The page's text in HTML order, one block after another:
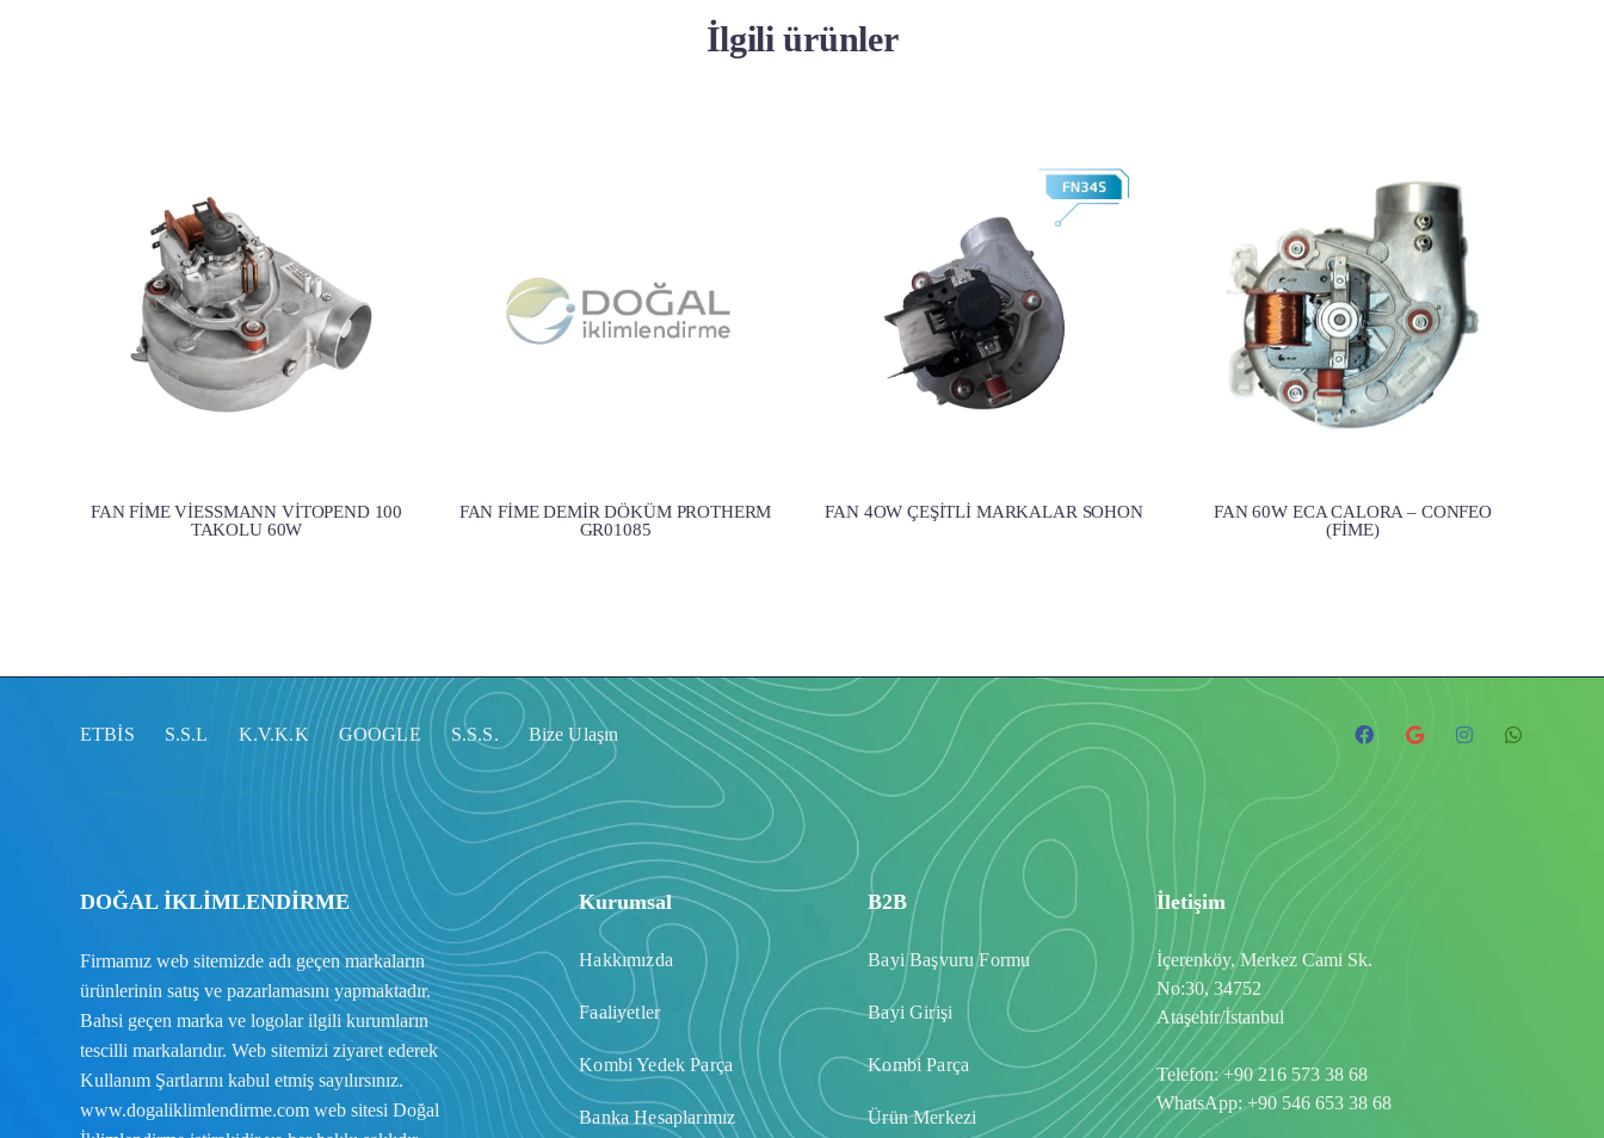
İlgili ürünler
FAN FİME VİESSMANN VİTOPEND 100
TAKOLU 60W
FAN FİME DEMİR DÖKÜM PROTHERM
GR01085
FAN 4OW ÇEŞİTLİ MARKALAR SOHON
FAN 60W ECA CALORA – CONFEO
(FİME)
ETBİS S.S.L K.V.K.K GOOGLE S.S.S. Bize Ulaşın
DOĞAL İKLİMLENDİRME
Firmamız web sitemizde adı geçen markaların
ürünlerinin satış ve pazarlamasını yapmaktadır.
Bahsi geçen marka ve logolar ilgili kurumların
tescilli markalarıdır. Web sitemizi ziyaret ederek
Kullanım Şartlarını kabul etmiş sayılırsınız.
www.dogaliklimlendirme.com web sitesi Doğal
Kurumsal
Hakkımızda
Faaliyetler
Kombi Yedek Parça
Banka Hesaplarımız
B2B
Bayi Başvuru Formu
Bayi Girişi
Kombi Parça
Ürün Merkezi
İletişim
İçerenköy, Merkez Cami Sk.
No:30, 34752
Ataşehir/İstanbul
Telefon:+90 216 573 38 68
WhatsApp:+90 546 653 38 68